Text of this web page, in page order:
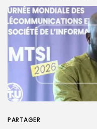
PARTAGER